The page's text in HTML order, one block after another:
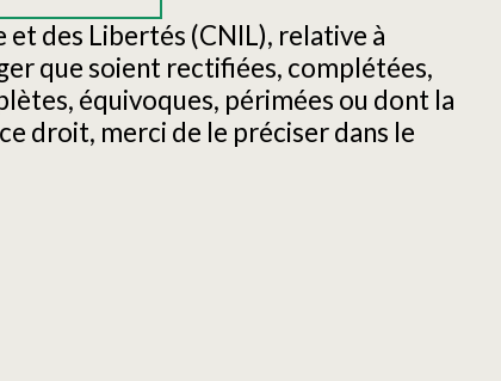
des Libertés (CNIL), relative à
que soient rectifiées, complétées,
équivoques, périmées ou dont la
droit, merci de le préciser dans le